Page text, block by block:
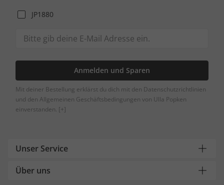
JP1880
Anmelden und Sparen
Mit deiner Bestellung erklärst du dich mit den Datenschutzrichtlinien
und den Allgemeinen Geschäftsbedingungen von Ulla Popken
einverstanden. [+]
Unser Service
Über uns